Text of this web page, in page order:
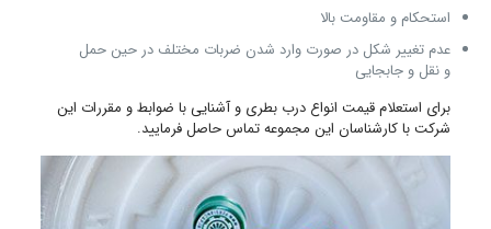
استحکام و مقاومت بالا
عدم تغییر شکل در صورت وارد شدن ضربات مختلف در حین حمل
و نقل و جابجایی
برای استعلام قیمت انواع درب بطری و آشنایی با ضوابط و مقررات این
شرکت با کارشناسان این مجموعه تماس حاصل فرمایید.